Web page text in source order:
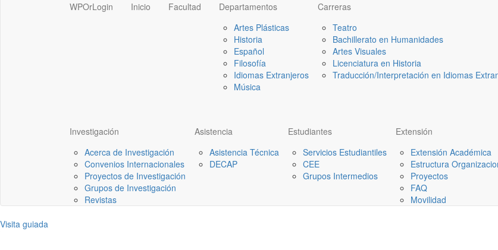
WPOrLogin Inicio Facultad
Departamentos
Artes Plásticas
Historia
Español
Filosofía
Idiomas Extranjeros
Música
Carreras
Teatro
Bachillerato en Humanidades
Artes Visuales
Licenciatura en Historia
Traducción/Interpretación en Idiomas
Investigación
Acerca de Investigación
Convenios Internacionales
Proyectos de Investigación
Grupos de Investigación
Revistas
Asistencia
Asistencia Técnica
DECAP
Estudiantes
Servicios Estudiantiles
CEE
Grupos Intermedios
Extensión
Extensión Académica
Estructura
Proyectos
FAQ
Movilidad
Visita guiada